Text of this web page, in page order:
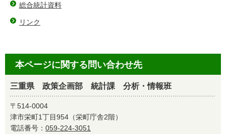
総合統計資料
リンク
本ページに関する問い合わせ先
三重県 政策企画部 統計課 分析・情報班
〒514-0004
津市栄町1丁目954（栄町庁舎2階）
電話番号： 059-224-3051